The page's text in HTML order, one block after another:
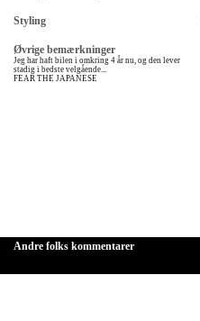
Styling
Øvrige bemærkninger
Jeg har haft bilen i omkring 4 år nu, og den lever
stadig i bedste velgående...
FEAR THE JAPANESE
Andre folks kommentarer